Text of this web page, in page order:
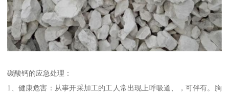
碳酸钙的应急处理：
1、健康危害：从事开采加工的工人常出现上呼吸道、，可伴有。胸